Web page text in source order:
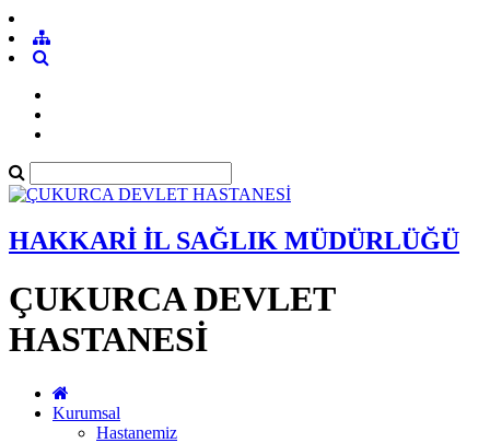
HAKKARİ İL SAĞLIK MÜDÜRLÜĞÜ
ÇUKURCA DEVLET
HASTANESİ
Kurumsal
Hastanemiz